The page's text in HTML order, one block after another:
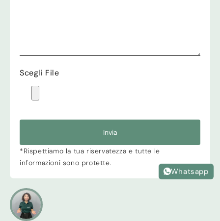
Scegli File
Invia
*Rispettiamo la tua riservatezza e tutte le
informazioni sono protette.
Whatsapp